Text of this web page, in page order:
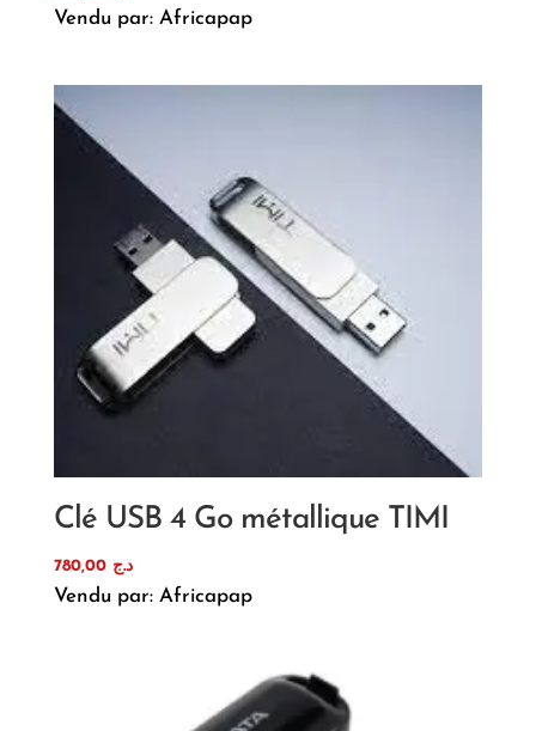
Vendu par: Africapap
Clé USB 4 Go métallique TIMI
د.ج 780,00
Vendu par: Africapap